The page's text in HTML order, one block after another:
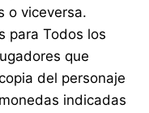
o viceversa.
para Todos los
que
del personaje
indicadas